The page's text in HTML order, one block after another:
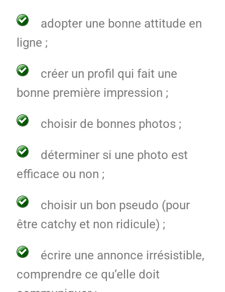
adopter une bonne attitude en
ligne ;
créer un profil qui fait une
bonne première impression ;
choisir de bonnes photos ;
déterminer si une photo est
efficace ou non ;
choisir un bon pseudo (pour
être catchy et non ridicule) ;
écrire une annonce irrésistible,
comprendre ce qu’elle doit